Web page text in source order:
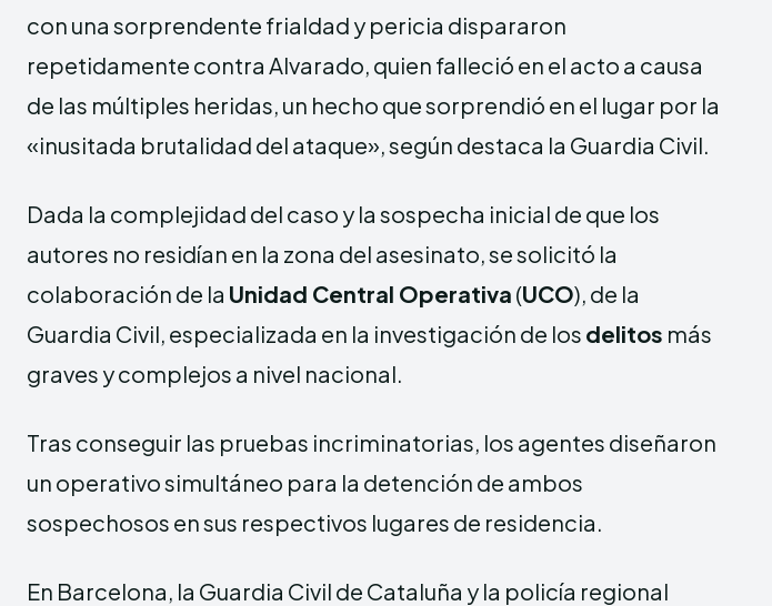
con una sorprendente frialdad y pericia dispararon
repetidamente contra Alvarado, quien falleció en el acto a causa
de las múltiples heridas, un hecho que sorprendió en el lugar por la
«inusitada brutalidad del ataque», según destaca la Guardia Civil.
Dada la complejidad del caso y la sospecha inicial de que los
autores no residían en la zona del asesinato, se solicitó la
colaboración de la Unidad Central Operativa (UCO), de la
Guardia Civil, especializada en la investigación de los delitos más
graves y complejos a nivel nacional.
Tras conseguir las pruebas incriminatorias, los agentes diseñaron
un operativo simultáneo para la detención de ambos
sospechosos en sus respectivos lugares de residencia.
En Barcelona, la Guardia Civil de Cataluña y la policía regional